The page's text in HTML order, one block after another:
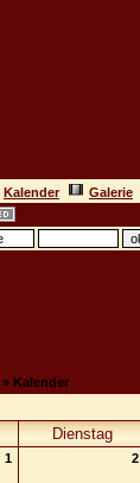
Kalender Galerie
» Kalender
Dienstag
1 2